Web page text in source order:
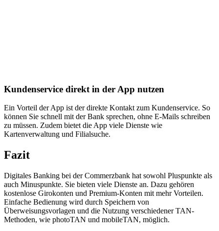
Kundenservice direkt in der App nutzen
Ein Vorteil der App ist der direkte Kontakt zum Kundenservice. So
können Sie schnell mit der Bank sprechen, ohne E-Mails schreiben
zu müssen. Zudem bietet die App viele Dienste wie
Kartenverwaltung und Filialsuche.
Fazit
Digitales Banking bei der Commerzbank hat sowohl Pluspunkte als
auch Minuspunkte. Sie bieten viele Dienste an. Dazu gehören
kostenlose Girokonten und Premium-Konten mit mehr Vorteilen.
Einfache Bedienung wird durch Speichern von
Überweisungsvorlagen und die Nutzung verschiedener TAN-
Methoden, wie photoTAN und mobileTAN, möglich.